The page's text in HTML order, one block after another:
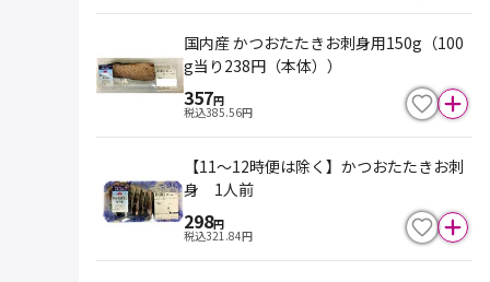
国内産 かつおたたきお刺身用150g（100
g当り238円（本体））
357円
税込385.56円
【11～12時便は除く】かつおたたきお刺
身 1人前
298円
税込321.84円